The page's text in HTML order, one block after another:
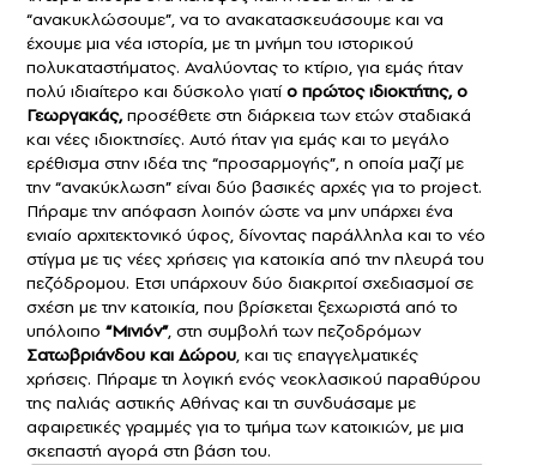
“ανακυκλώσουμε”, να το ανακατασκευάσουμε και να
έχουμε μια νέα ιστορία, με τη μνήμη του ιστορικού
πολυκαταστήματος. Αναλύοντας το κτίριο, για εμάς ήταν
πολύ ιδιαίτερο και δύσκολο γιατίο πρώτος ιδιοκτήτης, ο
Γεωργακάς,προσέθετε στη διάρκεια των ετών σταδιακά
και νέες ιδιοκτησίες. Αυτό ήταν για εμάς και το μεγάλο
ερέθισμα στην ιδέα της “προσαρμογής”, η οποία μαζί με
την “ανακύκλωση” είναι δύο βασικές αρχές για το project.
Πήραμε την απόφαση λοιπόν ώστε να μην υπάρχει ένα
ενιαίο αρχιτεκτονικό ύφος, δίνοντας παράλληλα και το νέο
στίγμα με τις νέες χρήσεις για κατοικία από την πλευρά του
πεζόδρομου. Ετσι υπάρχουν δύο διακριτοί σχεδιασμοί σε
σχέση με την κατοικία, που βρίσκεται ξεχωριστά από το
υπόλοιπο “Μινιόν”, στη συμβολή των πεζοδρόμων
Σατωβριάνδου και Δώρου, και τις επαγγελματικές
χρήσεις. Πήραμε τη λογική ενός νεοκλασικού παραθύρου
της παλιάς αστικής Αθήνας και τη συνδυάσαμε με
αφαιρετικές γραμμές για το τμήμα των κατοικιών, με μια
σκεπαστή αγορά στη βάση του.